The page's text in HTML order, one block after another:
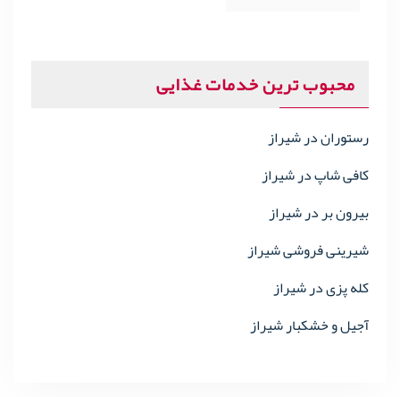
محبوب ترین خدمات غذایی
رستوران در شیراز
کافی شاپ در شیراز
بیرون بر در شیراز
شیرینی فروشی شیراز
کله پزی در شیراز
آجیل و خشکبار شیراز